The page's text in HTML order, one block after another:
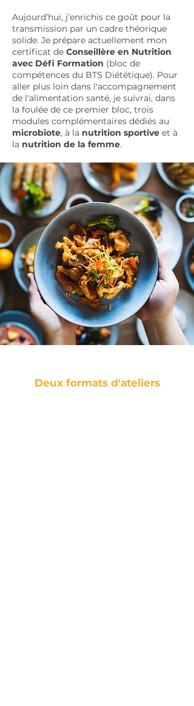
Aujourd’hui, j’enrichis ce goût pour la
transmission par un cadre théorique
solide. Je prépare actuellement mon
certificat de Conseillère en Nutrition
avec Défi Formation (bloc de
compétences du BTS Diététique). Pour
aller plus loin dans l'accompagnement
de l'alimentation santé, je suivrai, dans
la foulée de ce premier bloc, trois
modules complémentaires dédiés au
microbiote, à la nutrition sportive et à
la nutrition de la femme.
Deux formats d'ateliers